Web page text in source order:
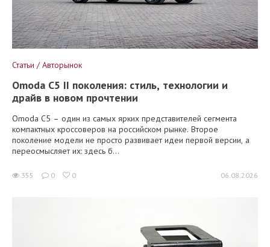
Статьи / Авторынок
Omoda C5 II поколения: стиль, технологии и
драйв в новом прочтении
Omoda C5 – один из самых ярких представителей сегмента
компактных кроссоверов на российском рынке. Второе
поколение модели не просто развивает идеи первой версии, а
переосмысляет их: здесь б...
355 0 0 06.08.2026